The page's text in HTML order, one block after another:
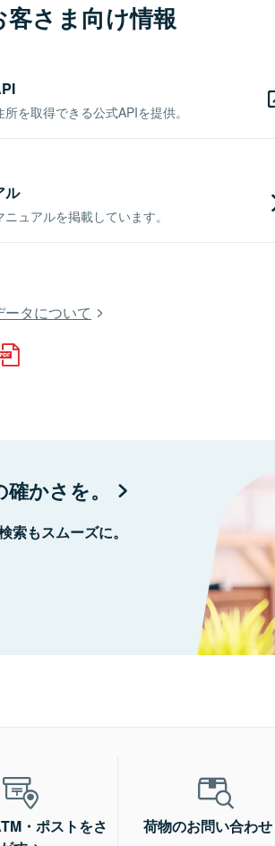
さま向け情報
を取得できる公式APIを提供。
ル
ュアルを掲載しています。
タについて
かさを。
索もスムーズに。
・ポストをさ
荷物のお問い合わせ